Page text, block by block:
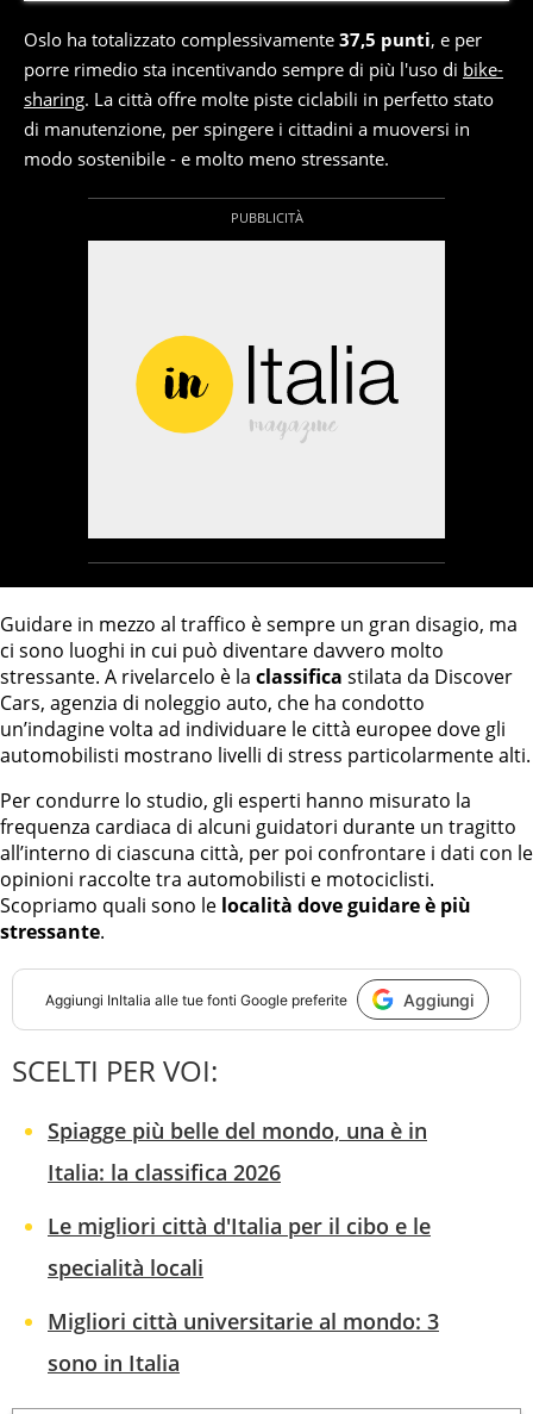
Oslo ha totalizzato complessivamente 37,5 punti, e per
porre rimedio sta incentivando sempre di più l'uso di bike-
sharing. La città offre molte piste ciclabili in perfetto stato
di manutenzione, per spingere i cittadini a muoversi in
modo sostenibile - e molto meno stressante.
Guidare in mezzo al traffico è sempre un gran disagio, ma
ci sono luoghi in cui può diventare davvero molto
stressante. A rivelarcelo è la classifica stilata da Discover
Cars, agenzia di noleggio auto, che ha condotto
un’indagine volta ad individuare le città europee dove gli
automobilisti mostrano livelli di stress particolarmente alti.
Per condurre lo studio, gli esperti hanno misurato la
frequenza cardiaca di alcuni guidatori durante un tragitto
all’interno di ciascuna città, per poi confrontare i dati con le
opinioni raccolte tra automobilisti e motociclisti.
Scopriamo quali sono le località dove guidare è più
stressante.
Aggiungi InItalia alle tue fonti Google preferite Aggiungi
SCELTI PER VOI:
Spiagge più belle del mondo, una è in
Italia: la classifica 2026
Le migliori città d'Italia per il cibo e le
specialità locali
Migliori città universitarie al mondo: 3
sono in Italia